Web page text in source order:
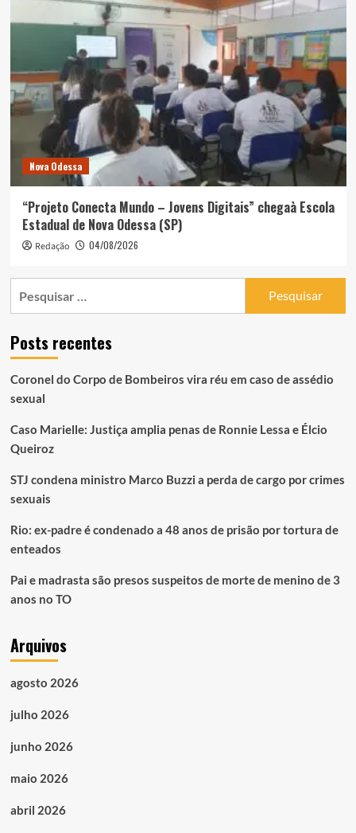
Nova Odessa
“Projeto Conecta Mundo – Jovens Digitais” chegaà Escola
Estadual de Nova Odessa (SP)
Redação 04/08/2026
Posts recentes
Coronel do Corpo de Bombeiros vira réu em caso de assédio
sexual
Caso Marielle: Justiça amplia penas de Ronnie Lessa e Élcio
Queiroz
STJ condena ministro Marco Buzzi a perda de cargo por crimes
sexuais
Rio: ex-padre é condenado a 48 anos de prisão por tortura de
enteados
Pai e madrasta são presos suspeitos de morte de menino de 3
anos no TO
Arquivos
agosto 2026
julho 2026
junho 2026
maio 2026
abril 2026